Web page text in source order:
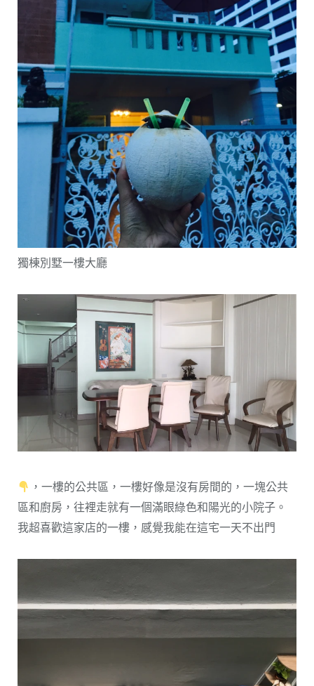
獨棟別墅一樓大廳
，一樓的公共區，一樓好像是沒有房間的，一塊公共
區和廚房，往裡走就有一個滿眼綠色和陽光的小院子。
我超喜歡這家店的一樓，感覺我能在這宅一天不出門